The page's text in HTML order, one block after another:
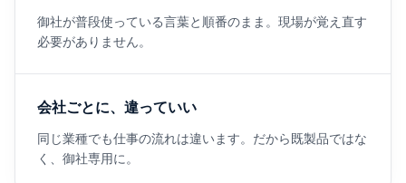
御社が普段使っている言葉と順番のまま。現場が覚え直す
必要がありません。
会社ごとに、違っていい
同じ業種でも仕事の流れは違います。だから既製品ではな
く、御社専用に。